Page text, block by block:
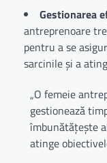
Gestionarea
antreprenoare
pentru a se
sarcinile și a
„O femeie
gestionează
îmbunătățește
atinge